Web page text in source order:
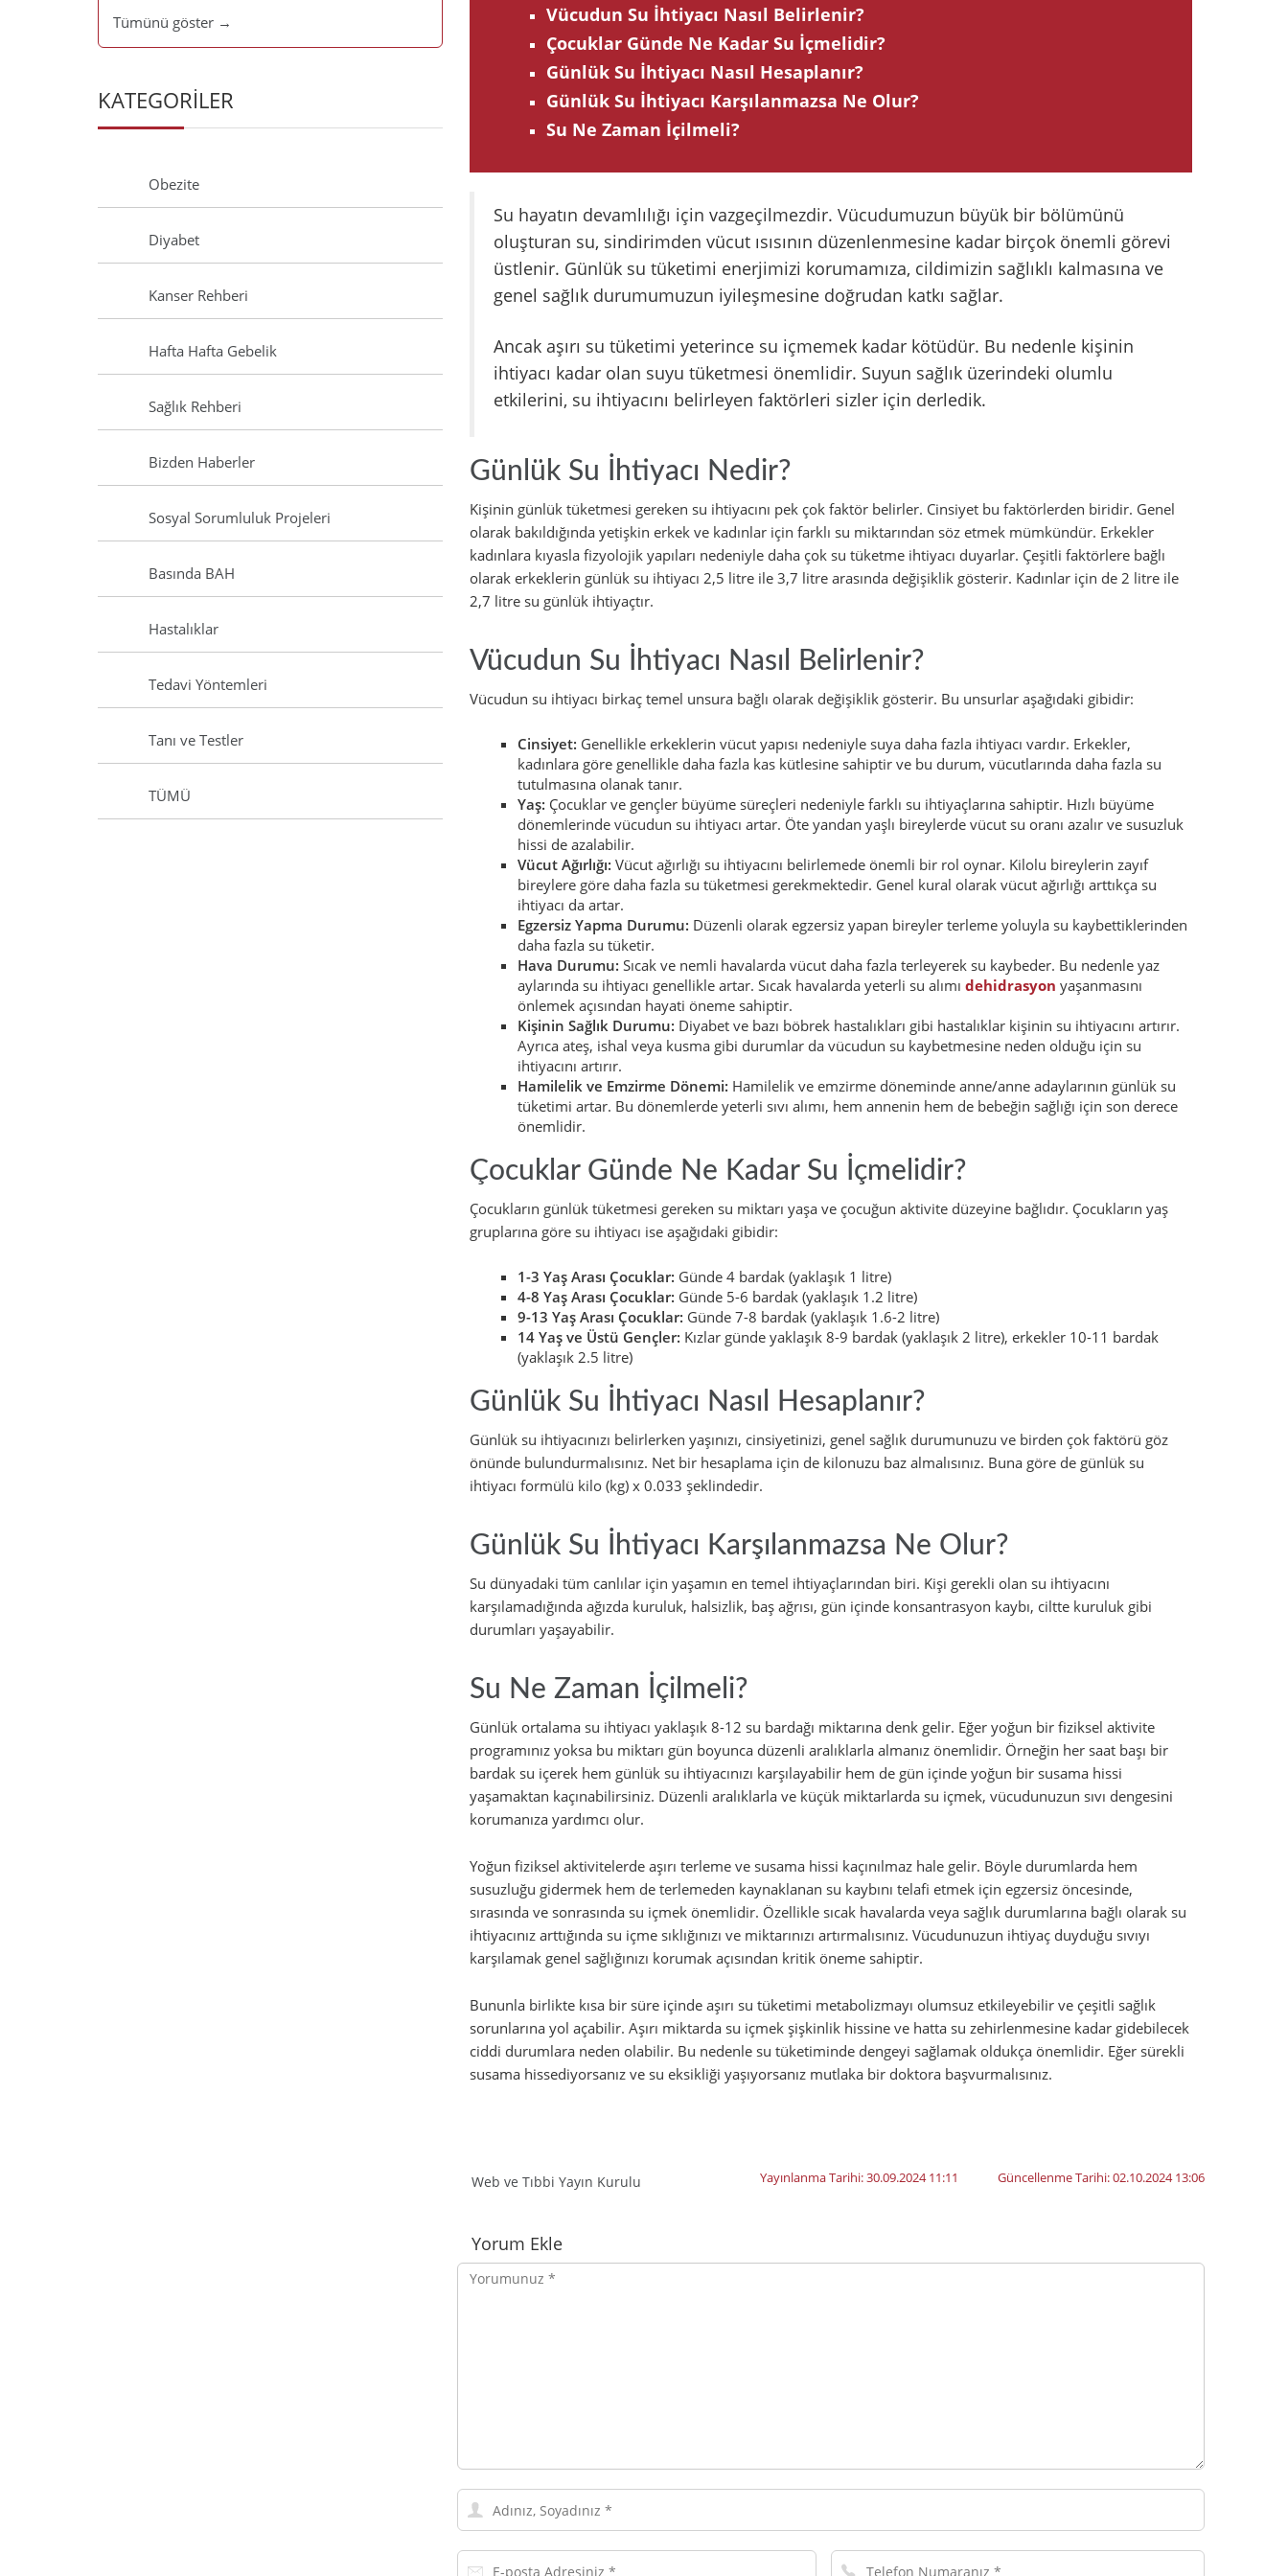
Vücudun Su İhtiyacı Nasıl Belirlenir?
Çocuklar Günde Ne Kadar Su İçmelidir?
Günlük Su İhtiyacı Nasıl Hesaplanır?
Günlük Su İhtiyacı Karşılanmazsa Ne Olur?
Su Ne Zaman İçilmeli?
Su hayatın devamlılığı için vazgeçilmezdir. Vücudumuzun büyük bir bölümünü
oluşturan su, sindirimden vücut ısısının düzenlenmesine kadar birçok önemli görevi
üstlenir. Günlük su tüketimi enerjimizi korumamıza, cildimizin sağlıklı kalmasına ve
genel sağlık durumumuzun iyileşmesine doğrudan katkı sağlar.
Ancak aşırı su tüketimi yeterince su içmemek kadar kötüdür. Bu nedenle kişinin
ihtiyacı kadar olan suyu tüketmesi önemlidir. Suyun sağlık üzerindeki olumlu
etkilerini, su ihtiyacını belirleyen faktörleri sizler için derledik.
Günlük Su İhtiyacı Nedir?
Kişinin günlük tüketmesi gereken su ihtiyacını pek çok faktör belirler. Cinsiyet bu faktörlerden biridir. Genel
olarak bakıldığında yetişkin erkek ve kadınlar için farklı su miktarından söz etmek mümkündür. Erkekler
kadınlara kıyasla fizyolojik yapıları nedeniyle daha çok su tüketme ihtiyacı duyarlar. Çeşitli faktörlere bağlı
olarak erkeklerin günlük su ihtiyacı 2,5 litre ile 3,7 litre arasında değişiklik gösterir. Kadınlar için de 2 litre ile
2,7 litre su günlük ihtiyaçtır.
Vücudun Su İhtiyacı Nasıl Belirlenir?
Vücudun su ihtiyacı birkaç temel unsura bağlı olarak değişiklik gösterir. Bu unsurlar aşağıdaki gibidir:
Cinsiyet: Genellikle erkeklerin vücut yapısı nedeniyle suya daha fazla ihtiyacı vardır. Erkekler,
kadınlara göre genellikle daha fazla kas kütlesine sahiptir ve bu durum, vücutlarında daha fazla su
tutulmasına olanak tanır.
Yaş: Çocuklar ve gençler büyüme süreçleri nedeniyle farklı su ihtiyaçlarına sahiptir. Hızlı büyüme
dönemlerinde vücudun su ihtiyacı artar. Öte yandan yaşlı bireylerde vücut su oranı azalır ve susuzluk
hissi de azalabilir.
Vücut Ağırlığı: Vücut ağırlığı su ihtiyacını belirlemede önemli bir rol oynar. Kilolu bireylerin zayıf
bireylere göre daha fazla su tüketmesi gerekmektedir. Genel kural olarak vücut ağırlığı arttıkça su
ihtiyacı da artar.
Egzersiz Yapma Durumu: Düzenli olarak egzersiz yapan bireyler terleme yoluyla su kaybettiklerinden
daha fazla su tüketir.
Hava Durumu: Sıcak ve nemli havalarda vücut daha fazla terleyerek su kaybeder. Bu nedenle yaz
aylarında su ihtiyacı genellikle artar. Sıcak havalarda yeterli su alımı dehidrasyon yaşanmasını
önlemek açısından hayati öneme sahiptir.
Kişinin Sağlık Durumu: Diyabet ve bazı böbrek hastalıkları gibi hastalıklar kişinin su ihtiyacını artırır.
Ayrıca ateş, ishal veya kusma gibi durumlar da vücudun su kaybetmesine neden olduğu için su
ihtiyacını artırır.
Hamilelik ve Emzirme Dönemi: Hamilelik ve emzirme döneminde anne/anne adaylarının günlük su
tüketimi artar. Bu dönemlerde yeterli sıvı alımı, hem annenin hem de bebeğin sağlığı için son derece
önemlidir.
Çocuklar Günde Ne Kadar Su İçmelidir?
Çocukların günlük tüketmesi gereken su miktarı yaşa ve çocuğun aktivite düzeyine bağlıdır. Çocukların yaş
gruplarına göre su ihtiyacı ise aşağıdaki gibidir:
1-3 Yaş Arası Çocuklar: Günde 4 bardak (yaklaşık 1 litre)
4-8 Yaş Arası Çocuklar: Günde 5-6 bardak (yaklaşık 1.2 litre)
9-13 Yaş Arası Çocuklar: Günde 7-8 bardak (yaklaşık 1.6-2 litre)
14 Yaş ve Üstü Gençler: Kızlar günde yaklaşık 8-9 bardak (yaklaşık 2 litre), erkekler 10-11 bardak
(yaklaşık 2.5 litre)
Günlük Su İhtiyacı Nasıl Hesaplanır?
Günlük su ihtiyacınızı belirlerken yaşınızı, cinsiyetinizi, genel sağlık durumunuzu ve birden çok faktörü göz
önünde bulundurmalısınız. Net bir hesaplama için de kilonuzu baz almalısınız. Buna göre de günlük su
ihtiyacı formülü kilo (kg) x 0.033 şeklindedir.
Günlük Su İhtiyacı Karşılanmazsa Ne Olur?
Su dünyadaki tüm canlılar için yaşamın en temel ihtiyaçlarından biri. Kişi gerekli olan su ihtiyacını
karşılamadığında ağızda kuruluk, halsizlik, baş ağrısı, gün içinde konsantrasyon kaybı, ciltte kuruluk gibi
durumları yaşayabilir.
Su Ne Zaman İçilmeli?
Günlük ortalama su ihtiyacı yaklaşık 8-12 su bardağı miktarına denk gelir. Eğer yoğun bir fiziksel aktivite
programınız yoksa bu miktarı gün boyunca düzenli aralıklarla almanız önemlidir. Örneğin her saat başı bir
bardak su içerek hem günlük su ihtiyacınızı karşılayabilir hem de gün içinde yoğun bir susama hissi
yaşamaktan kaçınabilirsiniz. Düzenli aralıklarla ve küçük miktarlarda su içmek, vücudunuzun sıvı dengesini
korumanıza yardımcı olur.
Yoğun fiziksel aktivitelerde aşırı terleme ve susama hissi kaçınılmaz hale gelir. Böyle durumlarda hem
susuzluğu gidermek hem de terlemeden kaynaklanan su kaybını telafi etmek için egzersiz öncesinde,
sırasında ve sonrasında su içmek önemlidir. Özellikle sıcak havalarda veya sağlık durumlarına bağlı olarak su
ihtiyacınız arttığında su içme sıklığınızı ve miktarınızı artırmalısınız. Vücudunuzun ihtiyaç duyduğu sıvıyı
karşılamak genel sağlığınızı korumak açısından kritik öneme sahiptir.
Bununla birlikte kısa bir süre içinde aşırı su tüketimi metabolizmayı olumsuz etkileyebilir ve çeşitli sağlık
sorunlarına yol açabilir. Aşırı miktarda su içmek şişkinlik hissine ve hatta su zehirlenmesine kadar gidebilecek
ciddi durumlara neden olabilir. Bu nedenle su tüketiminde dengeyi sağlamak oldukça önemlidir. Eğer sürekli
susama hissediyorsanız ve su eksikliği yaşıyorsanız mutlaka bir doktora başvurmalısınız.
Web ve Tıbbi Yayın Kurulu Güncellenme Tarihi:02.10.2024 13:06
Yayınlanma Tarihi:30.09.2024 11:11
Yorumlar
Yorum Ekle
Yorumunuz
Adınız,
Soyadınız
E-
Telefon
Tümünü göster →
KATEGORİLER
Obezite
Diyabet
Kanser Rehberi
Hafta Hafta Gebelik
Sağlık Rehberi
Bizden Haberler
Sosyal Sorumluluk Projeleri
Basında BAH
Hastalıklar
Tedavi Yöntemleri
Tanı ve Testler
TÜMÜ